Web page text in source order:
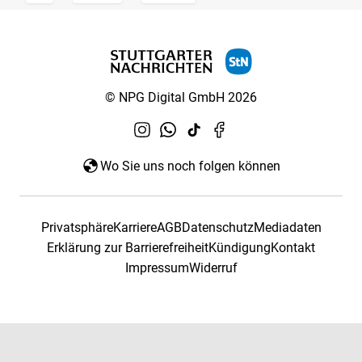
© NPG Digital GmbH 2026
Wo Sie uns noch folgen können
PrivatsphäreKarriereAGBDatenschutzMediadaten
Erklärung zur BarrierefreiheitKündigungKontakt
ImpressumWiderruf